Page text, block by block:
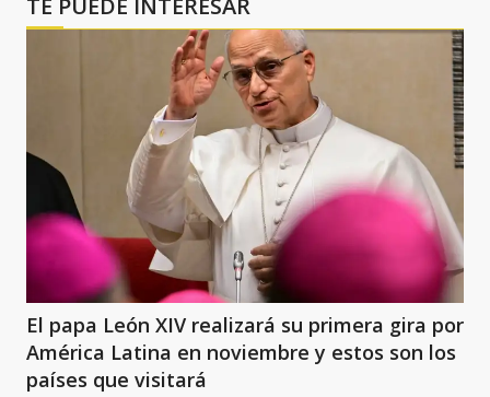
TE PUEDE INTERESAR
El papa León XIV realizará su primera gira por
América Latina en noviembre y estos son los
países que visitará